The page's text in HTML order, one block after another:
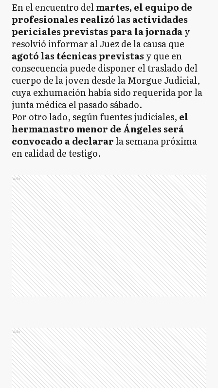
En el encuentro delmartes, el equipo de
profesionales realizó las actividades
periciales previstas para la jornaday
resolvió informar al Juez de la causa que
agotó las técnicas previstas y que en
consecuencia puede disponer el traslado del
cuerpo de la joven desde la Morgue Judicial,
cuya exhumación había sido requerida por la
junta médica el pasado sábado.
Por otro lado, según fuentes judiciales, el
hermanastro menor de Ángeles será
convocado a declararla semana próxima
en calidad de testigo.
Ads
Ads